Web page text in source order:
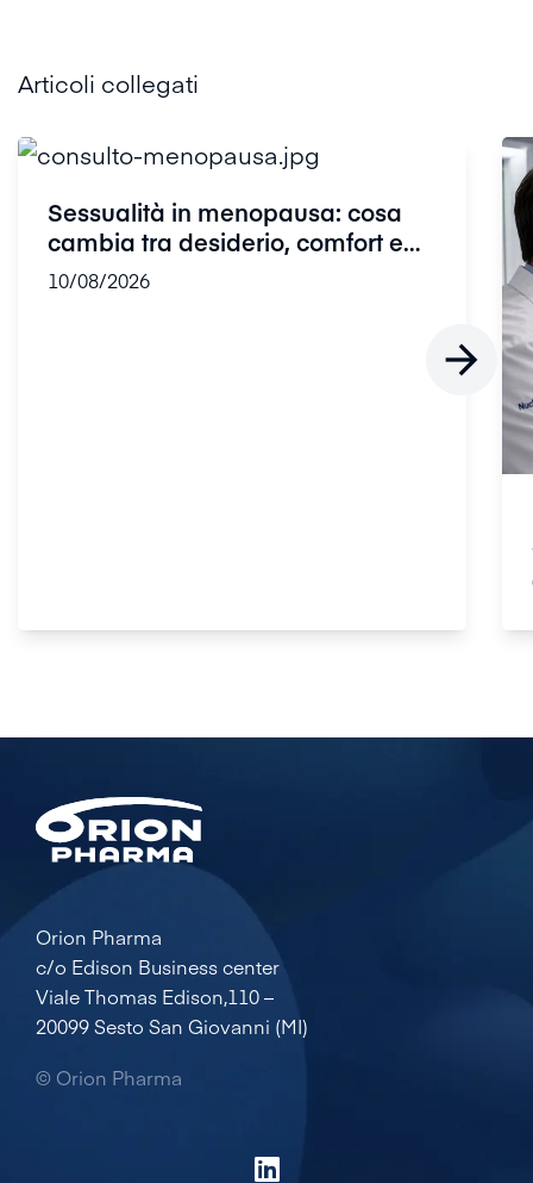
Articoli collegati
Sessualità in menopausa: cosa
cambia tra desiderio, comfort e
ri...
10/08/2026

Orion Pharma
c/o Edison Business center
Viale Thomas Edison,110 –
20099 Sesto San Giovanni (MI)
© Orion Pharma